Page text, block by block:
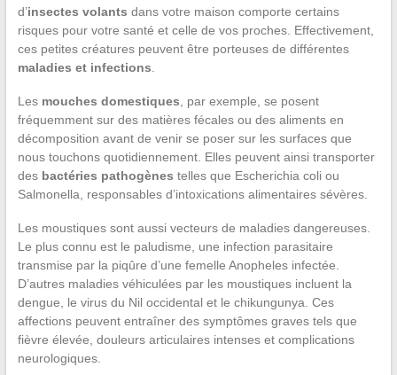
d’insectes volants dans votre maison comporte certains
risques pour votre santé et celle de vos proches. Effectivement,
ces petites créatures peuvent être porteuses de différentes
maladies et infections
Les mouches domestiques , par exemple, se posent
fréquemment sur des matières fécales ou des aliments en
décomposition avant de venir se poser sur les surfaces que
nous touchons quotidiennement. Elles peuvent ainsi transporter
des bactéries pathogènes telles que Escherichia coli ou
Salmonella, responsables d’intoxications alimentaires sévères.
Les moustiques sont aussi vecteurs de maladies dangereuses.
Le plus connu est le paludisme, une infection parasitaire
transmise par la piqûre d’une femelle Anopheles infectée.
D’autres maladies véhiculées par les moustiques incluent la
dengue, le virus du Nil occidental et le chikungunya. Ces
affections peuvent entraîner des symptômes graves tels que
fièvre élevée, douleurs articulaires intenses et complications
neurologiques.